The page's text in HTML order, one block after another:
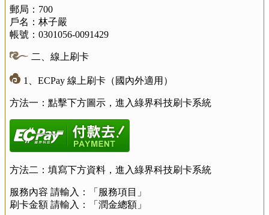
郵局：700
戶名：林子嚴
帳號：0301056-0091429
二、線上刷卡
1、ECPay 線上刷卡（國內外適用）
方法一：點擊下方圖示，進入綠界科技刷卡系統
方法二：填寫下方資料，進入綠界科技刷卡系統
服務內容 請輸入：「服務項目」
刷卡金額 請輸入：「潤金總額」